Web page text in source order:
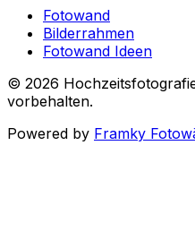
Fotowand
Bilderrahmen
Fotowand Ideen
© 2026
vorbehalten.
Powered by Framky